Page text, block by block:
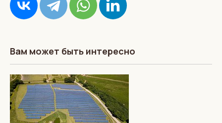
Вам может быть интересно